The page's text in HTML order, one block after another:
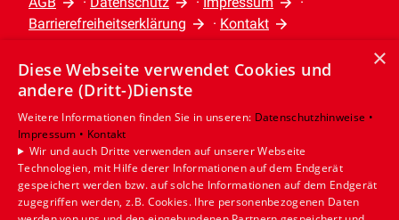
Barrierefreiheitserklärung
· Kontakt
Leistungen
Privatkunden
Gewerbekunden
Karriere
Unternehmen
Standort
×
Diese Webseite verwendet Cookies und
andere (Dritt-)Dienste
Weitere Informationen finden Sie in unseren: Datenschutzhinweise •
Impressum • Kontakt
Wir und auch Dritte verwenden auf unserer Webseite
Technologien, mit Hilfe derer Informationen auf dem Endgerät
gespeichert werden bzw. auf solche Informationen auf dem Endgerät
zugegriffen werden, z.B. Cookies. Ihre personenbezogenen Daten